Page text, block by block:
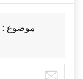
موضوع :